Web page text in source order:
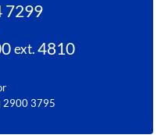
7299
ext.4810
2900 3795